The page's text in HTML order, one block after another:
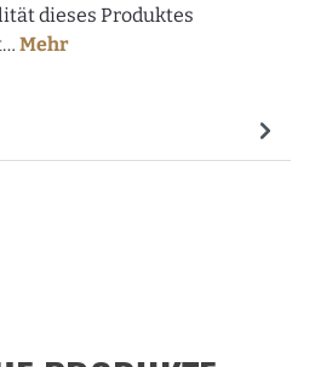
dieses Produktes
Mehr